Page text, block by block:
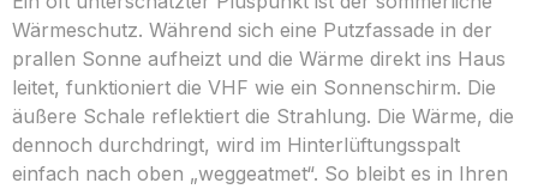
Wärmeschutz. Während sich eine Putzfassade in der
prallen Sonne aufheizt und die Wärme direkt ins Haus
leitet, funktioniert die VHF wie ein Sonnenschirm. Die
äußere Schale reflektiert die Strahlung. Die Wärme, die
dennoch durchdringt, wird im Hinterlüftungsspalt
einfach nach oben „weggeatmet“. So bleibt es in Ihren